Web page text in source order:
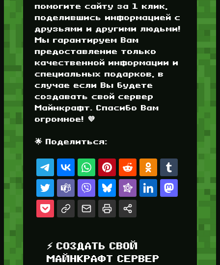
помогите сайту за 1 клик,
поделившись информацией с
друзьями и другими людьми!
Мы гарантируем Вам
предоставление только
качественной информации и
специальных подарков, в
случае если Вы будете
создавать свой сервер
Майнкрафт. Спасибо Вам
огромное! 💜
🌟 Поделиться:
⚡ СОЗДАТЬ СВОЙ
МАЙНКРАФТ СЕРВЕР